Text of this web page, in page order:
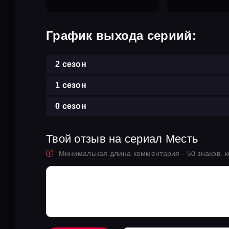
График выхода сериий:
2 сезон
1 сезон
0 сезон
Твой отзыв на сериал Месть
Минимальная длина комментария - 50 знаков.